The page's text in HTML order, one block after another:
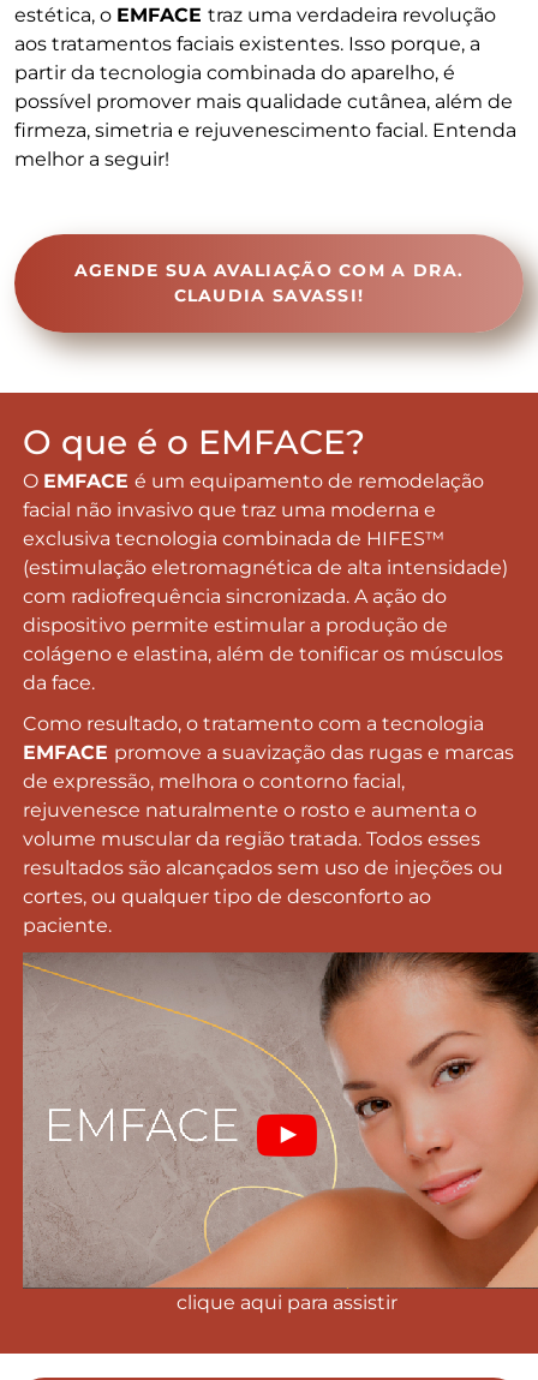
estética, o EMFACE traz uma verdadeira revolução
aos tratamentos faciais existentes. Isso porque, a
partir da tecnologia combinada do aparelho, é
possível promover mais qualidade cutânea, além de
firmeza, simetria e rejuvenescimento facial. Entenda
melhor a seguir!
AGENDE SUA AVALIAÇÃO COM A DRA.
CLAUDIA SAVASSI!
O que é o EMFACE?
O EMFACEé um equipamento de remodelação
facial não invasivo que traz uma moderna e
exclusiva tecnologia combinada de HIFES™
(estimulação eletromagnética de alta intensidade)
com radiofrequência sincronizada. A ação do
dispositivo permite estimular a produção de
colágeno e elastina, além de tonificar os músculos
da face.
Como resultado, o tratamento com a tecnologia
EMFACE promove a suavização das rugas e marcas
de expressão, melhora o contorno facial,
rejuvenesce naturalmente o rosto e aumenta o
volume muscular da região tratada. Todos esses
resultados são alcançados sem uso de injeções ou
cortes, ou qualquer tipo de desconforto ao
paciente.
clique aqui para assistir